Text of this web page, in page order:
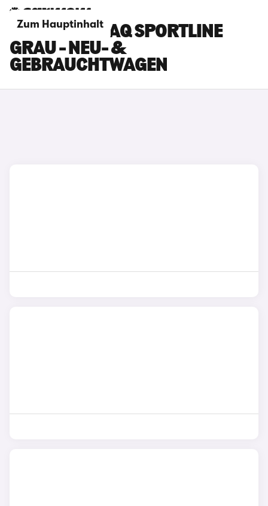
Zum Hauptinhalt
SKODA KODIAQ SPORTLINE
GRAU - NEU- &
GEBRAUCHTWAGEN